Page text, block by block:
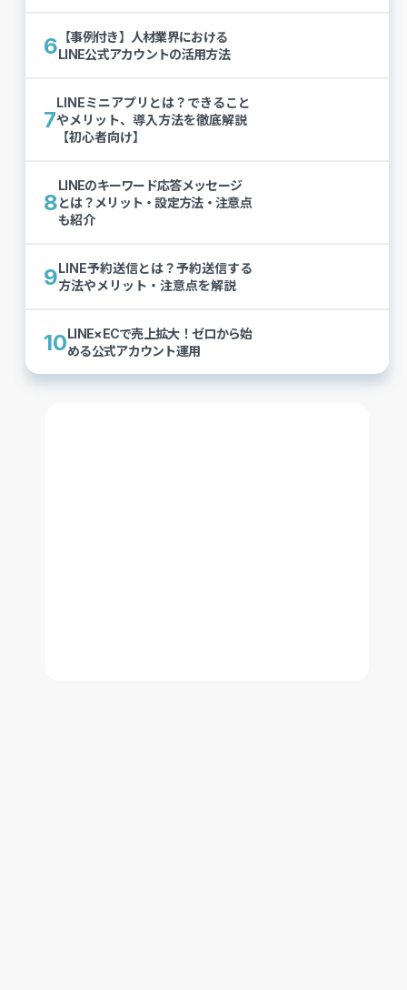
6 【事例付き】人材業界における
LINE公式アカウントの活用方法
7
LINEミニアプリとは？できること
やメリット、導入方法を徹底解説
【初心者向け】
8
LINEのキーワード応答メッセージ
とは？メリット・設定方法・注意点
も紹介
9LINE予約送信とは？予約送信する
方法やメリット・注意点を解説
10LINE×ECで売上拡大！ゼロから始
める公式アカウント運用